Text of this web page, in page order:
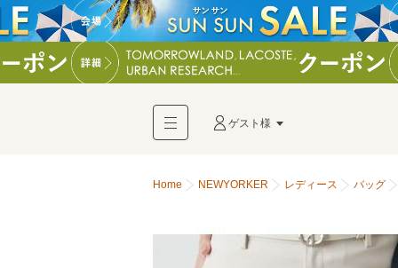
ゲスト様
Home NEWYORKER レディース バッグ